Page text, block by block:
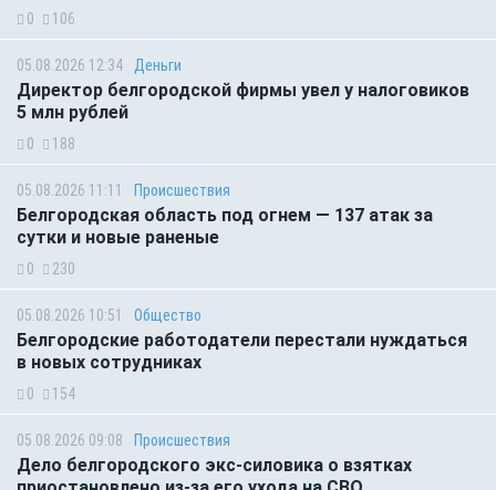
0 106
05.08.2026 12:34 Деньги
Директор белгородской фирмы увел у налоговиков
5 млн рублей
0 188
05.08.2026 11:11 Происшествия
Белгородская область под огнем — 137 атак за
сутки и новые раненые
0 230
05.08.2026 10:51 Общество
Белгородские работодатели перестали нуждаться
в новых сотрудниках
0 154
05.08.2026 09:08 Происшествия
Дело белгородского экс-силовика о взятках